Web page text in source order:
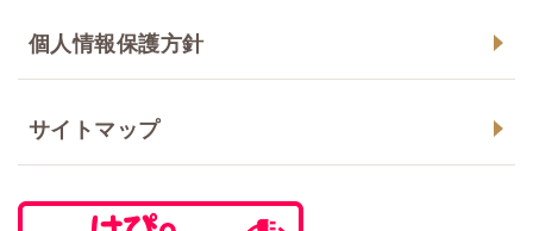
個人情報保護方針
サイトマップ